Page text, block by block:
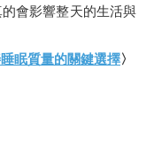
會影響整天的生活與
眠質量的關鍵選擇〉